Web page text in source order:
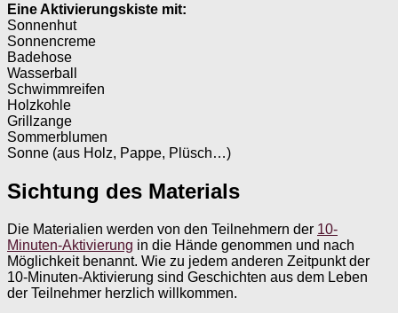
Eine Aktivierungskiste mit:
Sonnenhut
Sonnencreme
Badehose
Wasserball
Schwimmreifen
Holzkohle
Grillzange
Sommerblumen
Sonne (aus Holz, Pappe, Plüsch…)
Sichtung des Materials
Die Materialien werden von den Teilnehmern der 10-
Minuten-Aktivierung in die Hände genommen und nach
Möglichkeit benannt. Wie zu jedem anderen Zeitpunkt der
10-Minuten-Aktivierung sind Geschichten aus dem Leben
der Teilnehmer herzlich willkommen.